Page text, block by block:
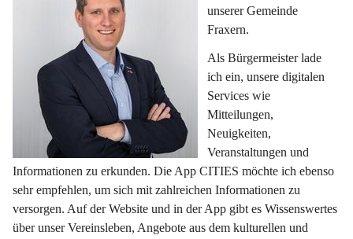
unserer Gemeinde
Fraxern.
Als Bürgermeister lade
ich ein, unsere digitalen
Services wie
Mitteilungen,
Neuigkeiten,
Veranstaltungen und
Informationen zu erkunden. Die App CITIES möchte ich ebenso
sehr empfehlen, um sich mit zahlreichen Informationen zu
versorgen. Auf der Website und in der App gibt es Wissenswertes
über unser Vereinsleben, Angebote aus dem kulturellen und